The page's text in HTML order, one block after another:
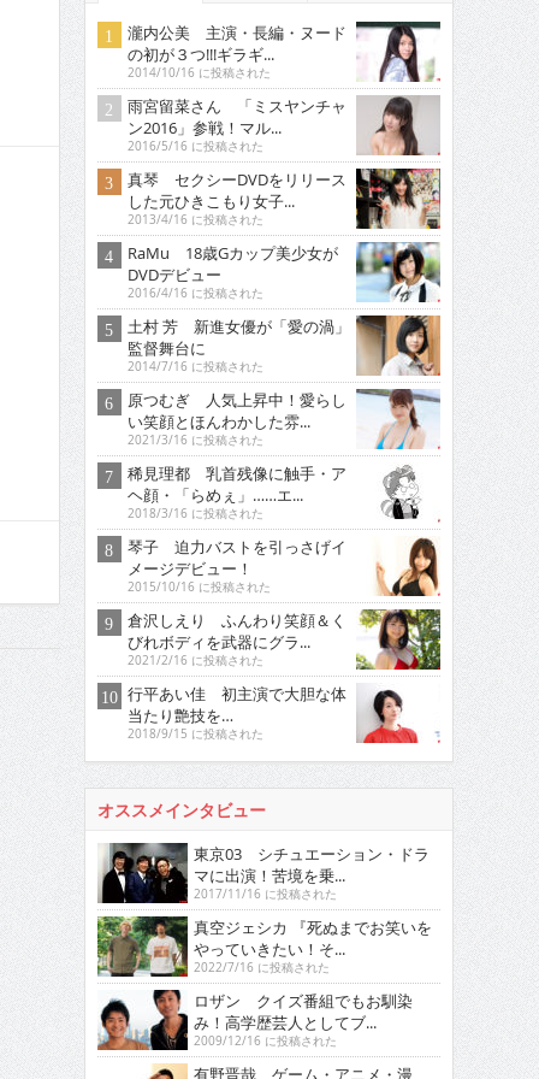
瀧内公美 主演・長編・ヌード
の初が３つ!!!ギラギ...
2014/10/16 に投稿された
雨宮留菜さん 「ミスヤンチャ
ン2016」参戦！マル...
2016/5/16 に投稿された
真琴 セクシーDVDをリリース
した元ひきこもり女子...
2013/4/16 に投稿された
RaMu 18歳Gカップ美少女が
DVDデビュー
2016/4/16 に投稿された
土村 芳 新進女優が「愛の渦」
監督舞台に
2014/7/16 に投稿された
原つむぎ 人気上昇中！愛らし
い笑顔とほんわかした雰...
2021/3/16 に投稿された
稀見理都 乳首残像に触手・ア
ヘ顔・「らめぇ」……エ...
2018/3/16 に投稿された
琴子 迫力バストを引っさげイ
メージデビュー！
2015/10/16 に投稿された
倉沢しえり ふんわり笑顔＆く
びれボディを武器にグラ...
2021/2/16 に投稿された
行平あい佳 初主演で大胆な体
当たり艶技を…
2018/9/15 に投稿された
オススメインタビュー
東京03 シチュエーション・ドラ
マに出演！苦境を乗...
2017/11/16 に投稿された
真空ジェシカ 『死ぬまでお笑いを
やっていきたい！そ...
2022/7/16 に投稿された
ロザン クイズ番組でもお馴染
み！高学歴芸人としてブ...
2009/12/16 に投稿された
有野晋哉 ゲーム・アニメ・漫